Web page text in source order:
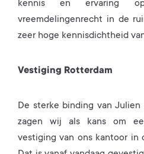
kennis en ervaring
vreemdelingenrecht in de
zeer hoge kennisdichtheid
Vestiging Rotterdam
De sterke binding van
zagen wij als kans om
vestiging van ons kantoor in